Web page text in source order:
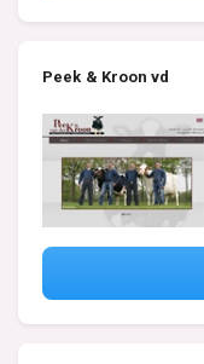
Peek & Kroon vd